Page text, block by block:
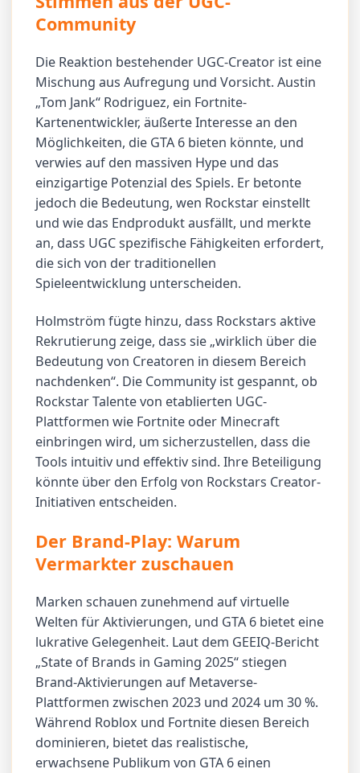
Community
Die Reaktion bestehender UGC-Creator ist eine
Mischung aus Aufregung und Vorsicht. Austin
„Tom Jank“ Rodriguez, ein Fortnite-
Kartenentwickler, äußerte Interesse an den
Möglichkeiten, die GTA 6 bieten könnte, und
verwies auf den massiven Hype und das
einzigartige Potenzial des Spiels. Er betonte
jedoch die Bedeutung, wen Rockstar einstellt
und wie das Endprodukt ausfällt, und merkte
an, dass UGC spezifische Fähigkeiten erfordert,
die sich von der traditionellen
Spieleentwicklung unterscheiden.
Holmström fügte hinzu, dass Rockstars aktive
Rekrutierung zeige, dass sie „wirklich über die
Bedeutung von Creatoren in diesem Bereich
nachdenken“. Die Community ist gespannt, ob
Rockstar Talente von etablierten UGC-
Plattformen wie Fortnite oder Minecraft
einbringen wird, um sicherzustellen, dass die
Tools intuitiv und effektiv sind. Ihre Beteiligung
könnte über den Erfolg von Rockstars Creator-
Initiativen entscheiden.
Der Brand-Play: Warum
Vermarkter zuschauen
Marken schauen zunehmend auf virtuelle
Welten für Aktivierungen, und GTA 6 bietet eine
lukrative Gelegenheit. Laut dem GEEIQ-Bericht
„State of Brands in Gaming 2025“ stiegen
Brand-Aktivierungen auf Metaverse-
Plattformen zwischen 2023 und 2024 um 30 %.
Während Roblox und Fortnite diesen Bereich
dominieren, bietet das realistische,
erwachsene Publikum von GTA 6 einen